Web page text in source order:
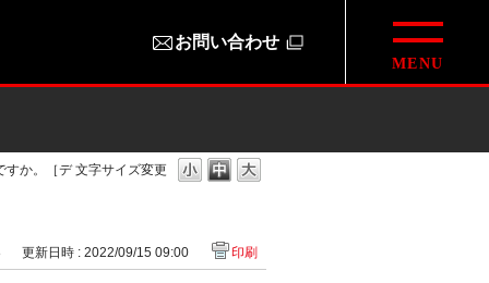
お問い合わせ
文字サイズ変更
すか。［デ
更新日時 : 2022/09/15 09:00 印刷